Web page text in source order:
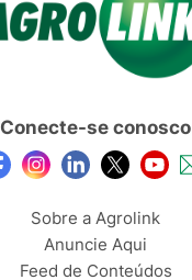
Conecte-se conosco
Sobre a Agrolink
Anuncie Aqui
Feed de Conteúdos